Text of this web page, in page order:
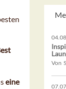
eine
Von